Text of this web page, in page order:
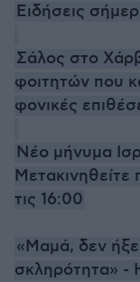
Ειδήσεις
Σάλος στο
φοιτητών που
φονικές
Νέο μήνυμα
Μετακινηθείτε
τις 16:00
«Μαμά, δεν
σκληρότητα» -